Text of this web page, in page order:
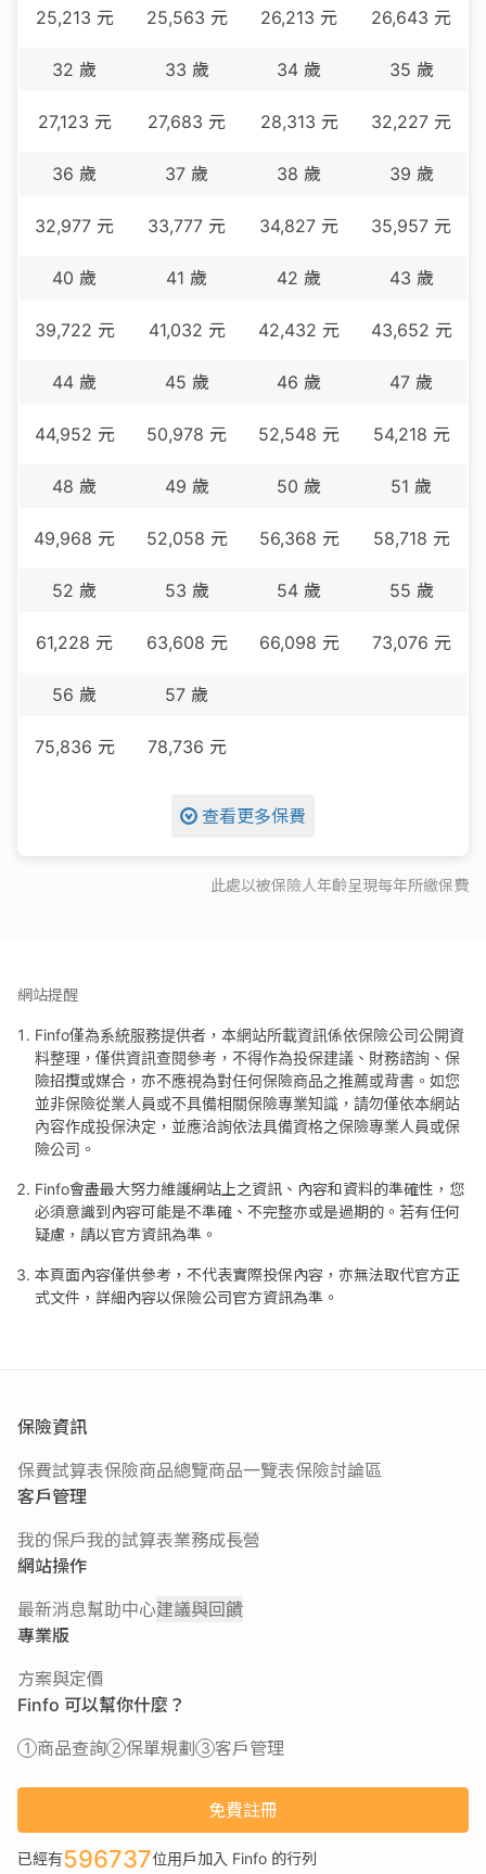
25,213 元 25,563 元 26,213 元 26,643 元
32 歲
27,123 元
33 歲
27,683 元
34 歲
28,313 元
35 歲
32,227 元
36 歲
32,977 元
37 歲
33,777 元
38 歲
34,827 元
39 歲
35,957 元
40 歲
39,722 元
41 歲
41,032 元
42 歲
42,432 元
43 歲
43,652 元
44 歲
44,952 元
45 歲
50,978 元
46 歲
52,548 元
47 歲
54,218 元
48 歲
49,968 元
49 歲
52,058 元
50 歲
56,368 元
51 歲
58,718 元
52 歲
61,228 元
53 歲
63,608 元
54 歲
66,098 元
55 歲
73,076 元
56 歲
75,836 元
57 歲
78,736 元
查看更多保費
此處以被保險人年齡呈現每年所繳保費
網站提醒
Finfo僅為系統服務提供者，本網站所載資訊係依保險公司公開資
料整理，僅供資訊查閱參考，不得作為投保建議、財務諮詢、保
險招攬或媒合，亦不應視為對任何保險商品之推薦或背書。如您
並非保險從業人員或不具備相關保險專業知識，請勿僅依本網站
內容作成投保決定，並應洽詢依法具備資格之保險專業人員或保
險公司。
Finfo會盡最大努力維護網站上之資訊、內容和資料的準確性，您
必須意識到內容可能是不準確、不完整亦或是過期的。若有任何
疑慮，請以官方資訊為準。
本頁面內容僅供參考，不代表實際投保內容，亦無法取代官方正
式文件，詳細內容以保險公司官方資訊為準。
保險資訊
保費試算表保險商品總覽商品一覽表保險討論區
客戶管理
我的保戶我的試算表業務成長營
網站操作
最新消息幫助中心建議與回饋
專業版
方案與定價
Finfo 可以幫你什麼？
商品查詢
保單規劃 客戶管理
免費註冊
已經有596737位用戶加入 Finfo 的行列